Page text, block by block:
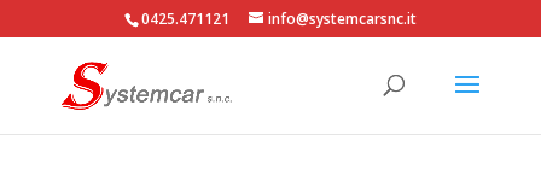
0425.471121 info@systemcarsnc.it